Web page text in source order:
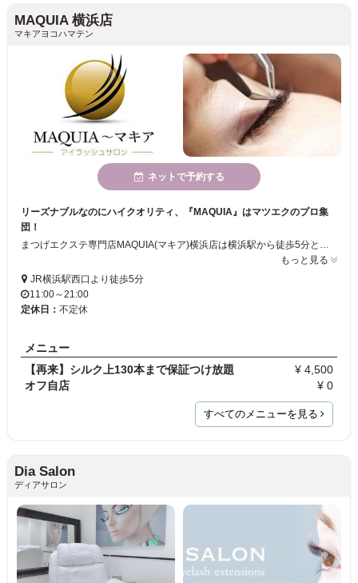
MAQUIA 横浜店
マキアヨコハマテン
ネットで予約する
リーズナブルなのにハイクオリティ、『MAQUIA』はマツエクのプロ集
団！
まつげエクステ専門店MAQUIA(マキア)横浜店は横浜駅から徒歩5分と利便性抜群！当店は実績・経験ともに豊富なスタッフが揃い、しかも全員美容師免許を取得済み。だからハイクオリティな仕上がりをお約束いたします。丁寧なカウンセリングと豊富なメニューで初心者の方も安心してマツエクデビューができますよ。ぜひ一度ご来店ください！
もっと見る
JR横浜駅西口より徒歩5分
11:00～21:00
定休日： 不定休
メニュー
【再来】シルク上130本まで保証つけ放題
¥ 4,500
オフ自店
¥ 0
すべてのメニューを見る
Dia Salon
ディアサロン